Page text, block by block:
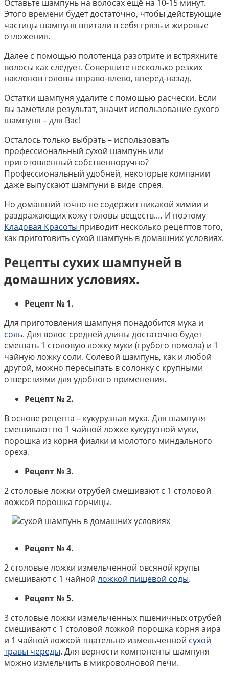
Оставьте шампунь на волосах ещё на 10-15 минут.
Этого времени будет достаточно, чтобы действующие
частицы шампуня впитали в себя грязь и жировые
отложения.
Далее с помощью полотенца разотрите и встряхните
волосы как следует. Совершите несколько резких
наклонов головы вправо-влево, вперед-назад.
Остатки шампуня удалите с помощью расчески. Если
вы заметили результат, значит использование сухого
шампуня – для Вас!
Осталось только выбрать – использовать
профессиональный сухой шампунь или
приготовленный собственноручно?
Профессиональный удобней, некоторые компании
даже выпускают шампуни в виде спрея.
Но домашний точно не содержит никакой химии и
раздражающих кожу головы веществ.… И поэтому
Кладовая Красоты приводит несколько рецептов того,
как приготовить сухой шампунь в домашних условиях.
Рецепты сухих шампуней в
домашних условиях.
Рецепт № 1.
Для приготовления шампуня понадобится мука и
соль. Для волос средней длины достаточно будет
смешать 1 столовую ложку муки (грубого помола) и 1
чайную ложку соли. Солевой шампунь, как и любой
другой, можно пересыпать в солонку с крупными
отверстиями для удобного применения.
Рецепт № 2.
В основе рецепта – кукурузная мука. Для шампуня
смешивают по 1 чайной ложке кукурузной муки,
порошка из корня фиалки и молотого миндального
ореха.
Рецепт № 3.
2 столовые ложки отрубей смешивают с 1 столовой
ложкой порошка горчицы.
Рецепт № 4.
2 столовые ложки измельченной овсяной крупы
смешивают с 1 чайной ложкой пищевой соды.
Рецепт № 5.
3 столовые ложки измельченных пшеничных отрубей
смешивают с 1 столовой ложкой порошка корня аира
и 1 чайной ложкой тщательно измельченной сухой
травы череды. Для верности компоненты шампуня
можно измельчить в микроволновой печи.